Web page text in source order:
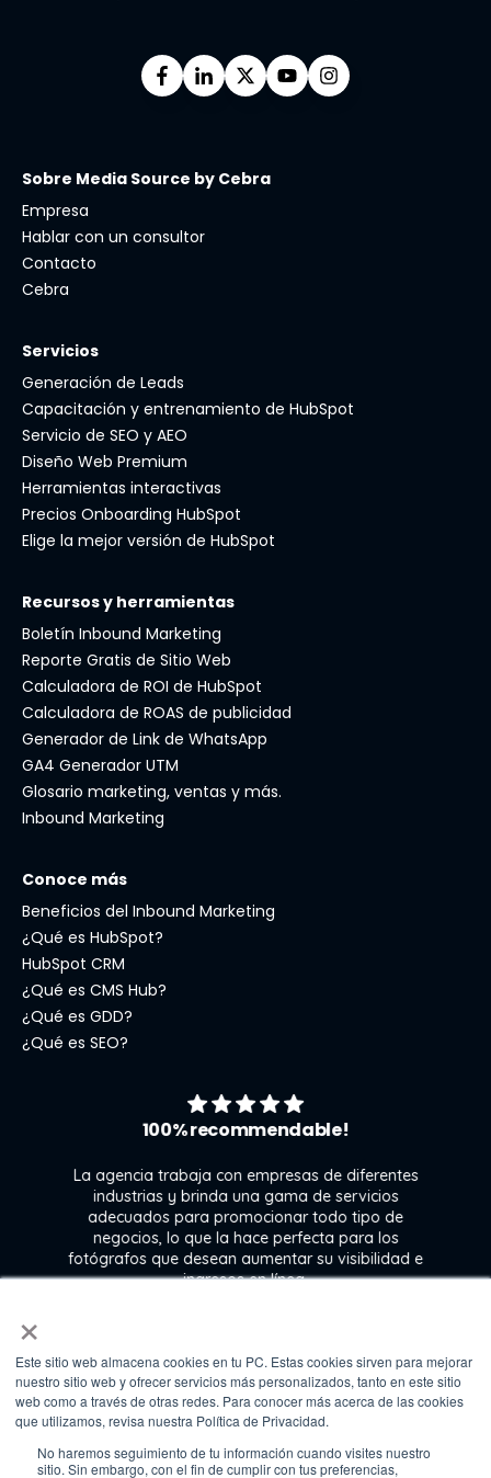
×
Este sitio web almacena cookies en tu PC. Estas cookies sirven para mejorar
nuestro sitio web y ofrecer servicios más personalizados, tanto en este sitio
web como a través de otras redes. Para conocer más acerca de las cookies
que utilizamos, revisa nuestra Política de Privacidad.
No haremos seguimiento de tu información cuando visites nuestro
sitio. Sin embargo, con el fin de cumplir con tus preferencias,
Sobre Media Source by Cebra
Empresa
Hablar con un consultor
Contacto
Cebra
Servicios
Generación de Leads
Capacitación y entrenamiento de HubSpot
Servicio de SEO y AEO
Diseño Web Premium
Herramientas interactivas
Precios Onboarding HubSpot
Elige la mejor versión de HubSpot
Recursos y herramientas
Boletín Inbound Marketing
Reporte Gratis de Sitio Web
Calculadora de ROI de HubSpot
Calculadora de ROAS de publicidad
Generador de Link de WhatsApp
GA4 Generador UTM
Glosario marketing, ventas y más.
Inbound Marketing
Conoce más
Beneficios del Inbound Marketing
¿Qué es HubSpot?
HubSpot CRM
¿Qué es CMS Hub?
¿Qué es GDD?
¿Qué es SEO?
100% recommendable!
La agencia trabaja con empresas de diferentes
industrias y brinda una gama de servicios
adecuados para promocionar todo tipo de
negocios, lo que la hace perfecta para los
fotógrafos que desean aumentar su visibilidad e
ingresos en línea.
Kate Gross
Marketing & graphic design assistant at
Fixthephoto